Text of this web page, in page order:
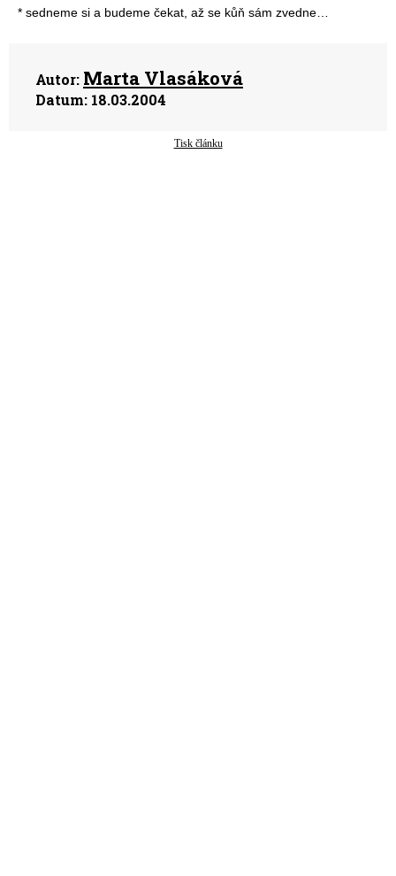
* sedneme si a budeme čekat, až se kůň sám zvedne…
Autor: Marta Vlasáková
Datum: 18.03.2004
Tisk článku